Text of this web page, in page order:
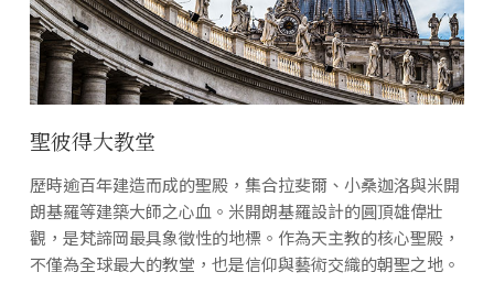
聖彼得大教堂
歷時逾百年建造而成的聖殿，集合拉斐爾、小桑迦洛與米開
朗基羅等建築大師之心血。米開朗基羅設計的圓頂雄偉壯
觀，是梵諦岡最具象徵性的地標。作為天主教的核心聖殿，
不僅為全球最大的教堂，也是信仰與藝術交織的朝聖之地。